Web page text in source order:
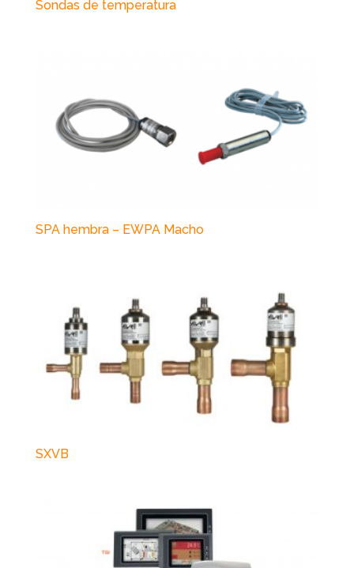
Sondas de temperatura
SPA hembra – EWPA Macho
SXVB